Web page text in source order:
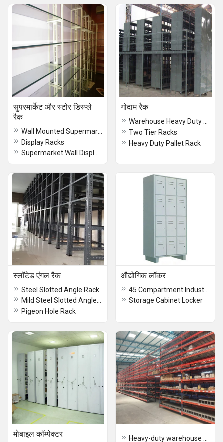
सुपरमार्केट और स्टोर डिस्प्ले
रैक
Display Racks
गोदाम रैक
Two Tier Racks
Heavy Duty Pallet Rack
स्लॉटेड एंगल रैक
Steel Slotted Angle Rack
Pigeon Hole Rack
औद्योगिक लॉकर
Storage Cabinet Locker
मोबाइल कॉम्पेक्टर